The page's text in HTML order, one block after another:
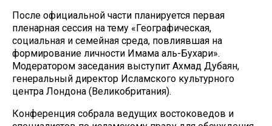
После официальной части планируется первая
пленарная сессия на тему «Географическая,
социальная и семейная среда, повлиявшая на
формирование личности Имама аль-Бухари».
Модератором заседания выступит Ахмад Дубаян,
генеральный директор Исламского культурного
центра Лондона (Великобритания).
Конференция собрала ведущих востоковедов и